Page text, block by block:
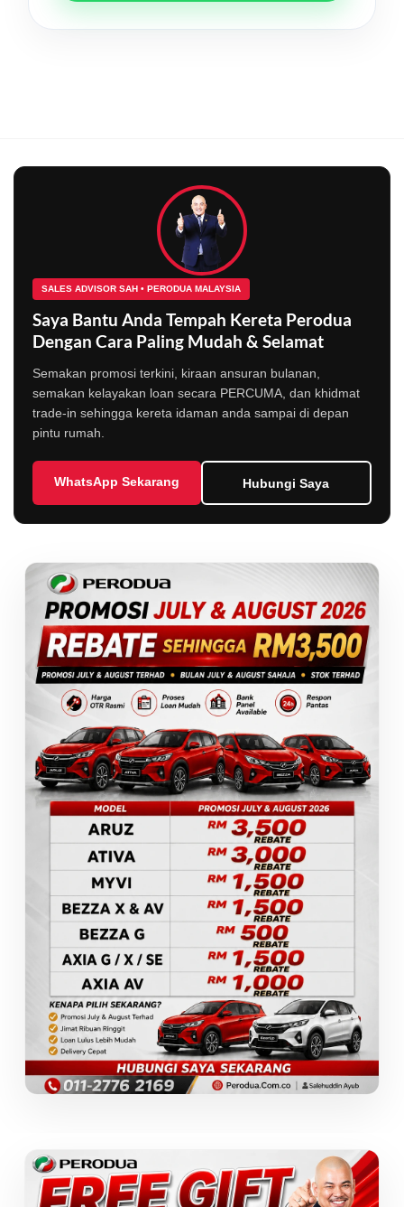
SALES ADVISOR SAH • PERODUA MALAYSIA
Saya Bantu Anda Tempah Kereta Perodua
Dengan Cara Paling Mudah & Selamat
Semakan promosi terkini, kiraan ansuran bulanan,
semakan kelayakan loan secara PERCUMA, dan khidmat
trade-in sehingga kereta idaman anda sampai di depan
pintu rumah.
WhatsApp Sekarang Hubungi Saya